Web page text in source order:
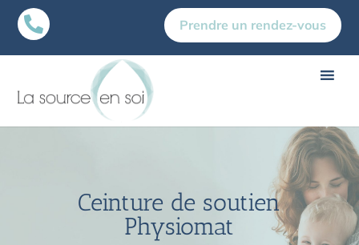
 Prendre un rendez-vous
Ceinture de soutien
Physiomat